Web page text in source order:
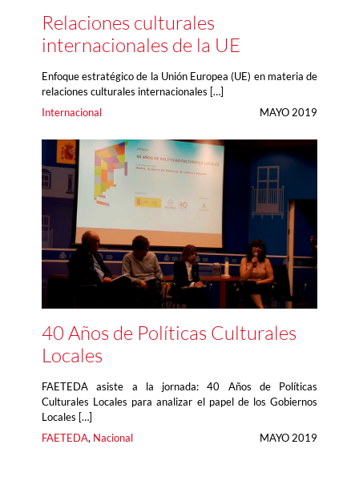
Relaciones culturales
internacionales de la UE
Enfoque estratégico de la Unión Europea (UE) en materia de
relaciones culturales internacionales […]
Internacional
MAYO 2019
40 Años de Políticas Culturales
Locales
FAETEDA asiste a la jornada: 40 Años de Políticas
Culturales Locales para analizar el papel de los Gobiernos
Locales […]
FAETEDA, Nacional MAYO 2019